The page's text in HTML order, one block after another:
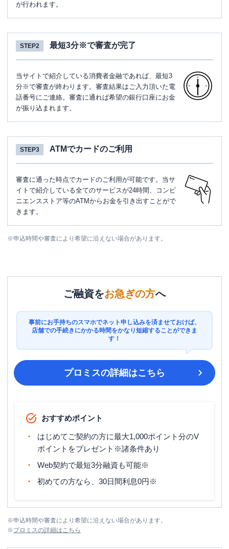
が行われます。
STEP2 最短3分※で審査が完了
当サイトで紹介している消費者金融であれば、最短3
分※で審査が終わります。審査結果はご入力頂いた電
話番号にご連絡。審査に通れば希望の銀行口座にお金
が振り込まれます。
STEP3 ATMでカードのご利用
審査に通った時点でカードのご利用が可能です。当サ
イトで紹介している全てのサービスが24時間、コンビ
ニエンスストア等のATMからお金を引き出すことがで
きます。
※申込時間や審査により希望に沿えない場合があります。
ご融資をお急ぎの方へ
事前にお手持ちのスマホでネット申し込みを済ませておけば、
店舗での手続きにかかる時間をかなり短縮することができま
す！
プロミスの詳細はこちら
おすすめポイント
はじめてご契約の方に最大1,000ポイント分のV
ポイントをプレゼント※諸条件あり
Web契約で最短3分融資も可能※
初めての方なら、30日間利息0円※
※申込時間や審査により希望に沿えない場合があります。
※プロミスの詳細はこちら